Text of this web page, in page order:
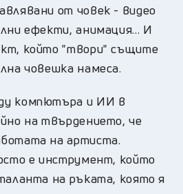
от човек - видео
ефекти, анимация... И
който "твори" същите
човешка намеса.
компютъра и ИИ в
на твърдението, че
на артиста.
е инструмент, който
на ръката, която я